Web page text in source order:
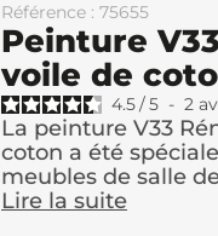
Référence : 75655
Peinture
voile de
4.5/5 - 2
La peinture V33
coton a été
meubles de salle
Lire la suite